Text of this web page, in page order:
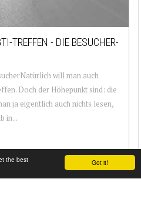
Got it!
the best
TREFFEN - DIE BESUCHER-
will man auch
Doch der Höhepunkt sind: die
ja eigentlich auch nichts lesen,
in...